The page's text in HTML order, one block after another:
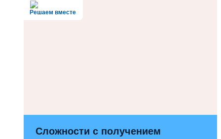
Решаем вместе
Сложности с получением